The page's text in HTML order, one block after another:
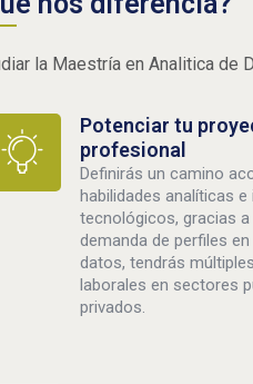
la Maestría en Analitica de
Potenciar tu
profesional
Definirás un camino
habilidades analíticas e
tecnológicos, gracias a
demanda de perfiles
datos, tendrás
laborales en sectores
privados.